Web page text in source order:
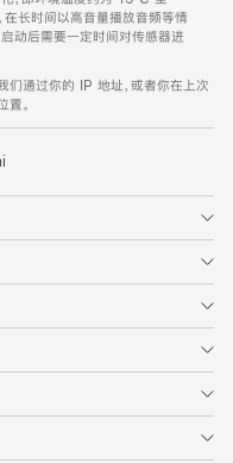
长时间以高音量播放音频等情
动后需要一定时间对传感器进
们通过你的 IP 地址，或者你在上次
。